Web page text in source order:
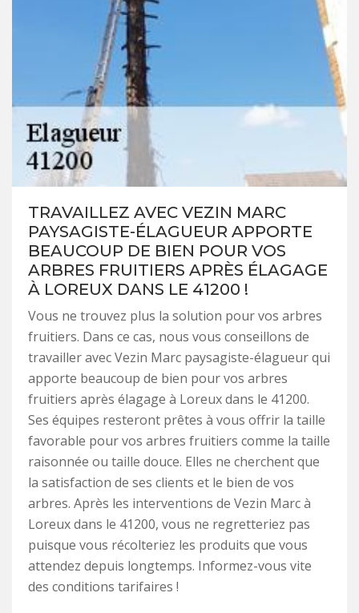
TRAVAILLEZ AVEC VEZIN MARC
PAYSAGISTE-ÉLAGUEUR APPORTE
BEAUCOUP DE BIEN POUR VOS
ARBRES FRUITIERS APRÈS ÉLAGAGE
À LOREUX DANS LE 41200 !
Vous ne trouvez plus la solution pour vos arbres
fruitiers. Dans ce cas, nous vous conseillons de
travailler avec Vezin Marc paysagiste-élagueur qui
apporte beaucoup de bien pour vos arbres
fruitiers après élagage à Loreux dans le 41200.
Ses équipes resteront prêtes à vous offrir la taille
favorable pour vos arbres fruitiers comme la taille
raisonnée ou taille douce. Elles ne cherchent que
la satisfaction de ses clients et le bien de vos
arbres. Après les interventions de Vezin Marc à
Loreux dans le 41200, vous ne regretteriez pas
puisque vous récolteriez les produits que vous
attendez depuis longtemps. Informez-vous vite
des conditions tarifaires !